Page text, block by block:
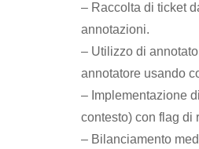
– Raccolta di ticket
annotazioni.
– Utilizzo di
annotatore usando
– Implementazione
contesto) con flag di
– Bilanciamento